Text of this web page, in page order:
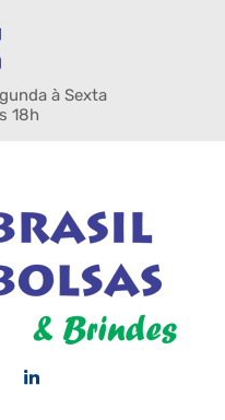
à Sexta
18h